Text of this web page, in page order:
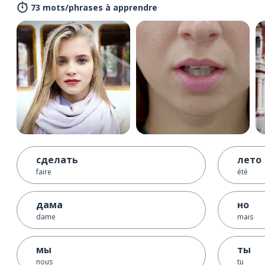
73 mots/phrases à apprendre
сделать
faire
дама
dame
мы
nous
лето
été
но
mais
ты
tu